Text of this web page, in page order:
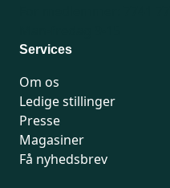
Services
Om os
Ledige stillinger
Presse
Magasiner
Få nyhedsbrev